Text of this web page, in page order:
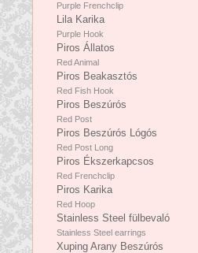
Purple Frenchclip
Lila Karika
Purple Hook
Piros Állatos
Red Animal
Piros Beakasztós
Red Fish Hook
Piros Beszúrós
Red Post
Piros Beszúrós Lógós
Red Post Long
Piros Ékszerkapcsos
Red Frenchclip
Piros Karika
Red Hoop
Stainless Steel fülbevaló
Stainless Steel earrings
Xuping Arany Beszúrós